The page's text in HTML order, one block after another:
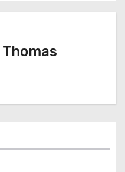
Thomas